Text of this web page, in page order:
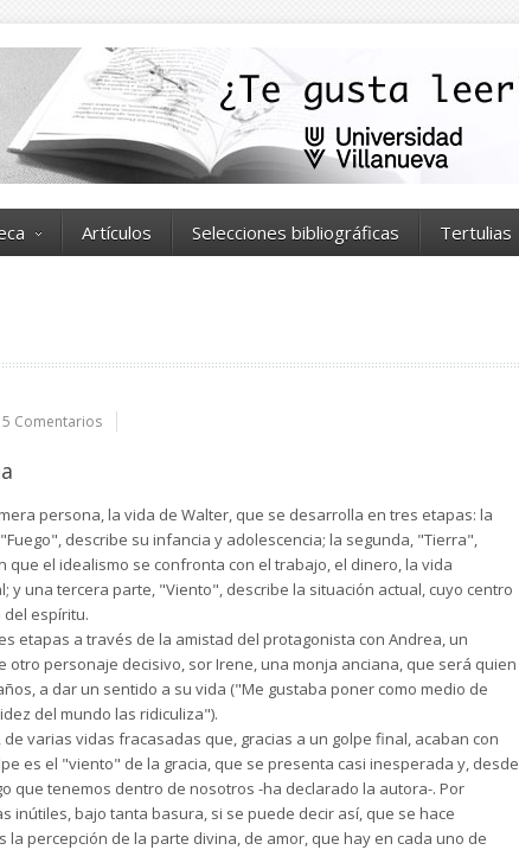
Artículos Selecciones bibliográficas Tertulias
5 Comentarios
persona, la vida de Walter, que se desarrolla en tres etapas: la
describe su infancia y adolescencia; la segunda, "Tierra",
que el idealismo se confronta con el trabajo, el dinero, la vida
y una tercera parte, "Viento", describe la situación actual, cuyo centro
espíritu.
etapas a través de la amistad del protagonista con Andrea, un
otro personaje decisivo, sor Irene, una monja anciana, que será quien
a dar un sentido a su vida ("Me gustaba poner como medio de
del mundo las ridiculiza").
varias vidas fracasadas que, gracias a un golpe final, acaban con
es el "viento" de la gracia, que se presenta casi inesperada y, desde
que tenemos dentro de nosotros -ha declarado la autora-. Por
inútiles, bajo tanta basura, si se puede decir así, que se hace
la percepción de la parte divina, de amor, que hay en cada uno de